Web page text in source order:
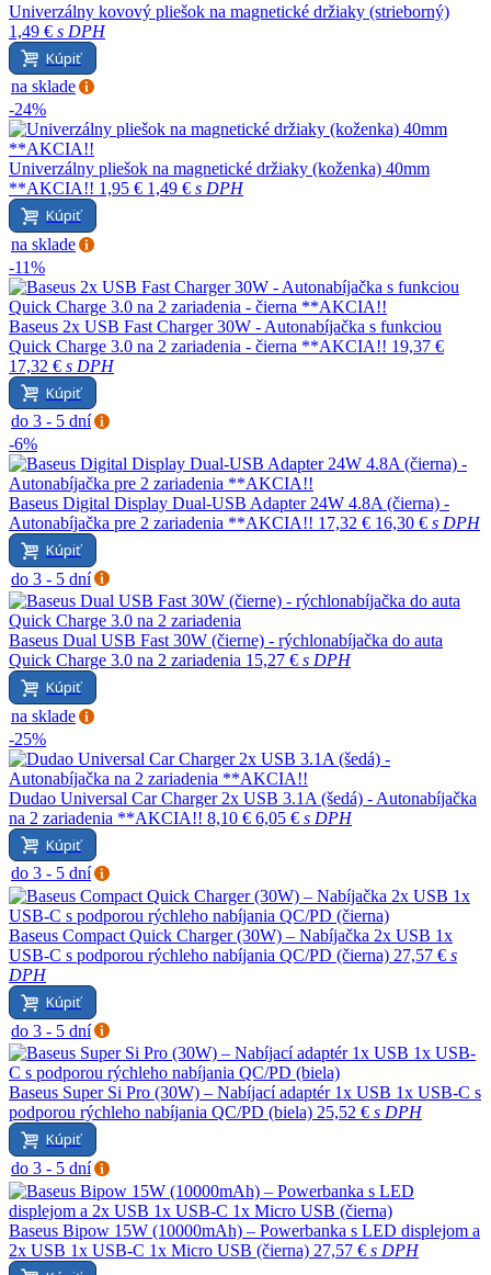
Univerzálny kovový pliešok na magnetické držiaky (strieborný)
1,49 € s DPH
Kúpiť
na sklade
-24%
Univerzálny pliešok na magnetické držiaky (koženka) 40mm
**AKCIA!! 1,95 € 1,49 € s DPH
Kúpiť
na sklade
-11%
Baseus 2x USB Fast Charger 30W - Autonabíjačka s funkciou
Quick Charge 3.0 na 2 zariadenia - čierna **AKCIA!! 19,37 €
17,32 € s DPH
Kúpiť
do 3 - 5 dní
-6%
Baseus Digital Display Dual-USB Adapter 24W 4.8A (čierna) -
Autonabíjačka pre 2 zariadenia **AKCIA!! 17,32 € 16,30 € s DPH
Kúpiť
do 3 - 5 dní
Baseus Dual USB Fast 30W (čierne) - rýchlonabíjačka do auta
Quick Charge 3.0 na 2 zariadenia 15,27 € s DPH
Kúpiť
na sklade
-25%
Dudao Universal Car Charger 2x USB 3.1A (šedá) - Autonabíjačka
na 2 zariadenia **AKCIA!! 8,10 € 6,05 € s DPH
Kúpiť
do 3 - 5 dní
Baseus Compact Quick Charger (30W) – Nabíjačka 2x USB 1x
USB-C s podporou rýchleho nabíjania QC/PD (čierna) 27,57 € s
DPH
Kúpiť
do 3 - 5 dní
Baseus Super Si Pro (30W) – Nabíjací adaptér 1x USB 1x USB-C s
podporou rýchleho nabíjania QC/PD (biela) 25,52 € s DPH
Kúpiť
do 3 - 5 dní
Baseus Bipow 15W (10000mAh) – Powerbanka s LED displejom a
2x USB 1x USB-C 1x Micro USB (čierna) 27,57 € s DPH